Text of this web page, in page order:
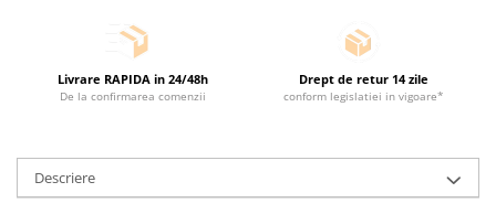
Livrare RAPIDA in 24/48h
De la confirmarea comenzii
Drept de retur 14 zile
conform legislatiei in vigoare*
Descriere